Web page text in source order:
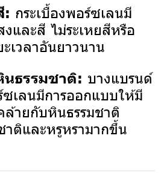
: กระเบื้องพอร์ซเลนมี
และสี ไม่ระเหยสีหรือ
เวลาอันยาวนาน
ธรรมชาติ: บางแบรนด์
ซเลนมีการออกแบบให้มี
ายกับหินธรรมชาติ
าติและหรูหรามากขึ้น